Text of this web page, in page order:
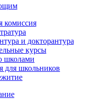
комиссия
и докторантура
курсы
школами
для школьников